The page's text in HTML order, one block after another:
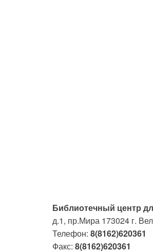
Библиотечный центр
д.1, пр.Мира 173024 г.
Телефон: 8(8162)620361
Факс: 8(8162)620361